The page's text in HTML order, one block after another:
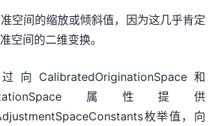
空间的缩放或倾斜值，因为这几乎肯定
空间的二维变换。
CalibratedOriginationSpace和
属性提供
枚举值，向